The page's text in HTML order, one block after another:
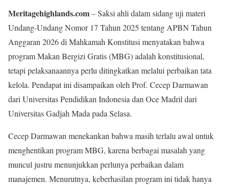
Meritagehighlands.com– Saksi ahli dalam sidang uji materi
Undang-Undang Nomor 17 Tahun 2025 tentang APBN Tahun
Anggaran 2026 di Mahkamah Konstitusi menyatakan bahwa
program Makan Bergizi Gratis (MBG) adalah konstitusional,
tetapi pelaksanaannya perlu ditingkatkan melalui perbaikan tata
kelola. Pendapat ini disampaikan oleh Prof. Cecep Darmawan
dari Universitas Pendidikan Indonesia dan Oce Madril dari
Universitas Gadjah Mada pada Selasa.
Cecep Darmawan menekankan bahwa masih terlalu awal untuk
menghentikan program MBG, karena berbagai masalah yang
muncul justru menunjukkan perlunya perbaikan dalam
manajemen. Menurutnya, keberhasilan program ini tidak hanya